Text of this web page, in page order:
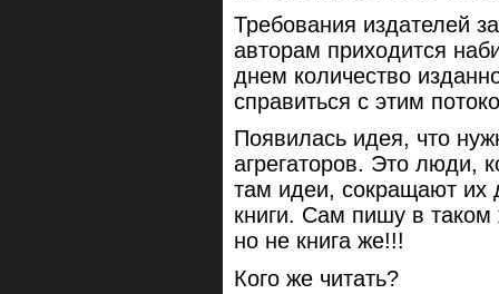
Требования издателей
авторам приходится
днем количество
справиться с этим
Появилась идея, что
агрегаторов. Это люди,
там идеи, сокращают их
книги. Сам пишу в
но не книга же!!!
Кого же читать?